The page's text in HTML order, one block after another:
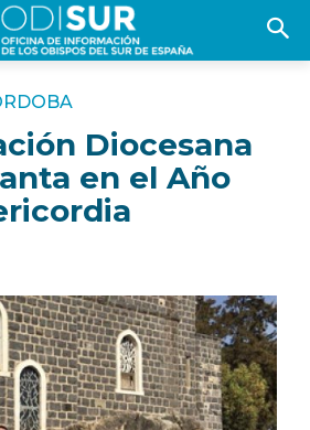
Diocesana
en el Año